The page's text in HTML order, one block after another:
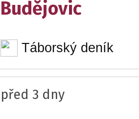
Budějovic
Táborský deník
před 3 dny